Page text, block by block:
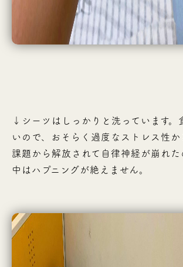
↓シーツはしっかりと洗っています。
いので、おそらく過度なストレス性か
課題から解放されて自律神経が崩れ
中はハプニングが絶えません。